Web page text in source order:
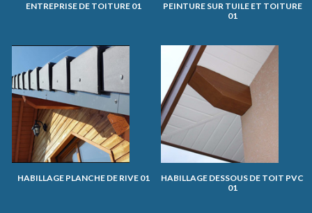
ENTREPRISE DE TOITURE 01
PEINTURE SUR TUILE ET TOITURE
01
HABILLAGE PLANCHE DE RIVE 01
HABILLAGE DESSOUS DE TOIT PVC
01